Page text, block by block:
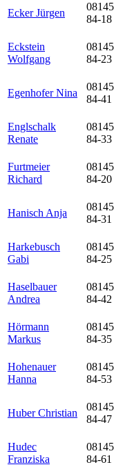
Ecker Jürgen
08145
84-18
Eckstein
Wolfgang
08145
84-23
Egenhofer Nina
08145
84-41
Englschalk
Renate
08145
84-33
Furtmeier
Richard
08145
84-20
Hanisch Anja
08145
84-31
Harkebusch
Gabi
08145
84-25
Haselbauer
Andrea
08145
84-42
Hörmann
Markus
08145
84-35
Hohenauer
Hanna
08145
84-53
Huber Christian
08145
84-47
Hudec
Franziska
08145
84-61